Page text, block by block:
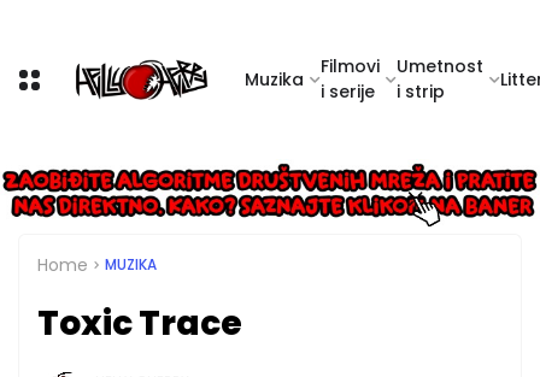
Muzika
Filmovi
i serije
Umetnost
i strip
Home MUZIKA
Toxic Trace